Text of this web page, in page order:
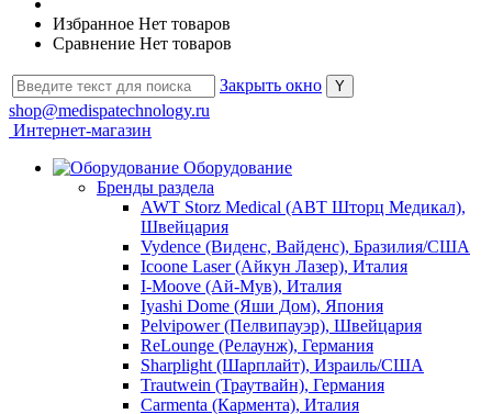
Избранное Нет товаров
Сравнение Нет товаров
Закрыть окно
shop@medispatechnology.ru
Интернет-магазин
Оборудование
Бренды раздела
AWT Storz Medical (АВТ Шторц Медикал),
Швейцария
Vydence (Виденс, Вайденс), Бразилия/США
Icoone Laser (Айкун Лазер), Италия
I-Moove (Ай-Мув), Италия
Iyashi Dome (Яши Дом), Япония
Pelvipower (Пелвипауэр), Швейцария
ReLounge (Релаунж), Германия
Sharplight (Шарплайт), Израиль/США
Trautwein (Траутвайн), Германия
Carmenta (Кармента), Италия